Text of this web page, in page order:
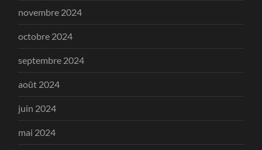
novembre 2024
octobre 2024
septembre 2024
août 2024
juin 2024
mai 2024